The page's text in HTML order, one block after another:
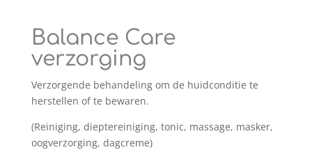
Balance Care
verzorging
Verzorgende behandeling om de huidconditie te
herstellen of te bewaren.
(Reiniging, dieptereiniging, tonic, massage, masker,
oogverzorging, dagcreme)